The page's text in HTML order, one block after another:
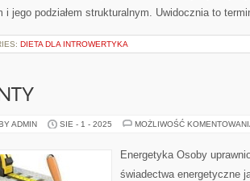
i jego podziałem strukturalnym. Uwidocznia to
DIETA DLA INTROWERTYKA
ADMIN SIE - 1 - 2025 MOŻLIWOŚĆ
Energetyka Osoby
świadectwa energetyczne